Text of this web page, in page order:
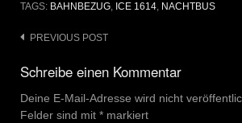
TAGS: BAHNBEZUG, ICE 1614, NACHTBUS
Post
navigation
PREVIOUS POST
Schreibe einen Kommentar
Deine E-Mail-Adresse wird nicht
Felder sind mit * markiert